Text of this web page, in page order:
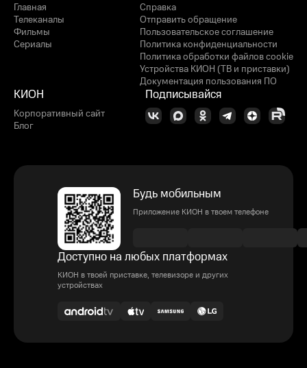
Главная
Телеканалы
Фильмы
Сериалы
Справка
Отправить обращение
Пользовательское соглашение
Политика конфиденциальности
Политика обработки файлов cookie
Устройства КИОН (ТВ и приставки)
Документация пользования ПО
КИОН
Корпоративный сайт
Блог
Подписывайся
Будь мобильным
Приложение КИОН в твоем телефоне
Доступно на любых платформах
КИОН в твоей приставке, телевизоре и других
устройствах